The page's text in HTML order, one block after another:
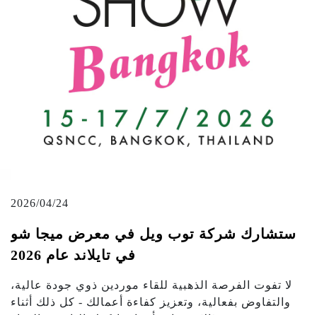
2026/04/24
ستشارك شركة توب ويل في معرض ميجا شو
في تايلاند عام 2026
لا تفوت الفرصة الذهبية للقاء موردين ذوي جودة عالية،
والتفاوض بفعالية، وتعزيز كفاءة أعمالك - كل ذلك أثناء